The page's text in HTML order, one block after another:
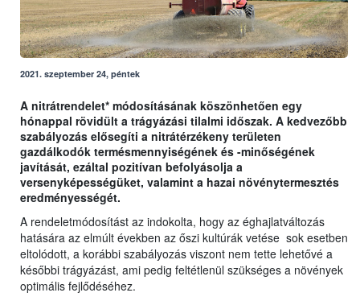
2021. szeptember 24, péntek
A nitrátrendelet* módosításának köszönhetően egy
hónappal rövidült a trágyázási tilalmi időszak. A kedvezőbb
szabályozás elősegíti a nitrátérzékeny területen
gazdálkodók termésmennyiségének és -minőségének
javítását, ezáltal pozitívan befolyásolja a
versenyképességüket, valamint a hazai növénytermesztés
eredményességét.
A rendeletmódosítást az indokolta, hogy az éghajlatváltozás
hatására az elmúlt években az őszi kultúrák vetése sok esetben
eltolódott, a korábbi szabályozás viszont nem tette lehetővé a
későbbi trágyázást, ami pedig feltétlenül szükséges a növények
optimális fejlődéséhez.